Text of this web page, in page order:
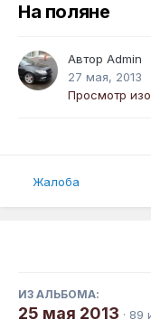
На поляне
Автор Admin
27 мая, 2013
Просмотр
Жалоба
ИЗ АЛЬБОМА:
25 мая 2013 · 89